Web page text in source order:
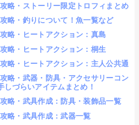
略・ストーリー限定トロフィまとめ
略・釣りについて！魚一覧など
略・ヒートアクション：真島
略・ヒートアクション：桐生
略・ヒートアクション：主人公共通
略・武器・防具・アクセサリーコン
しづらいアイテムまとめ！
略・武具作成：防具・装飾品一覧
略・武具作成：武器一覧